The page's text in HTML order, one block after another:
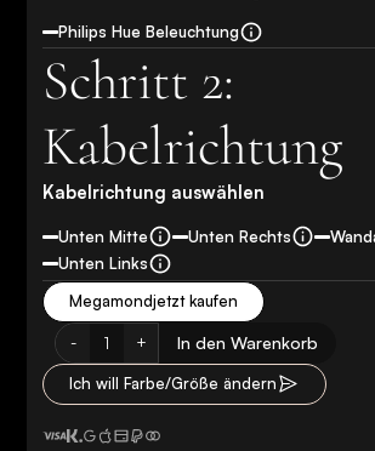
Philips Hue Beleuchtung
Schritt 2:
Kabelrichtung
Kabelrichtung auswählen
Unten Mitte Unten Rechts
Unten Links
Megamondjetzt kaufen
- 1 + In den Warenkorb
Ich will Farbe/Größe ändern